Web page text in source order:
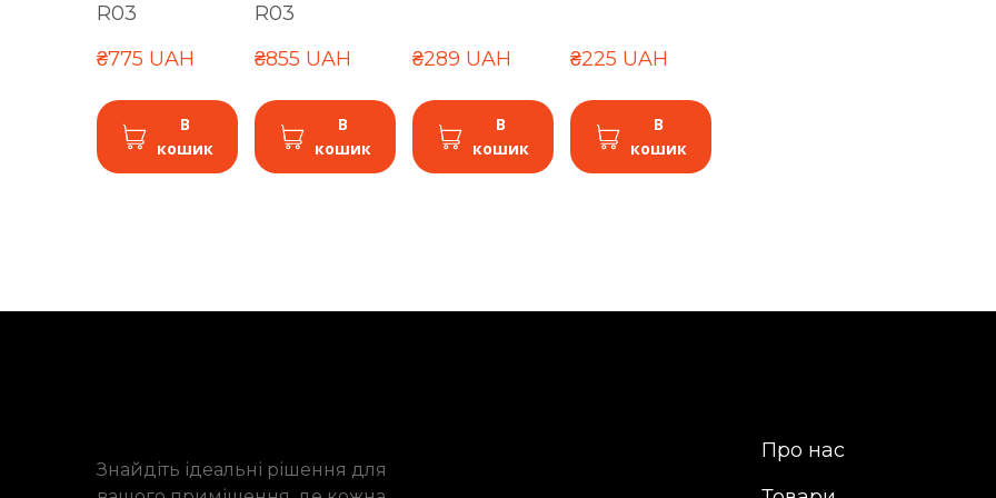
R03
₴775 UAH
В
кошик
R03
₴855 UAH
В
кошик
₴289 UAH
В
кошик
₴225 UAH
В
кошик
Знайдіть ідеальні рішення для
Про нас